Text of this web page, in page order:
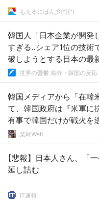
もえるにほん彡(^)(^)
韓国人「日本企業が開発
すぎる‥シェア1位の技術
破しようとする日本の最
→「ガチで驚愕した（ﾌﾞﾙ
世界の憂鬱 海外・韓国の反応
韓国メディアから「在韓
て、韓国政府は『米軍
有事で韓国だけが戦火を
めて備えるだけはしてく
楽韓Web
【悲報】日本人さん、「
延し詰む
IT速報